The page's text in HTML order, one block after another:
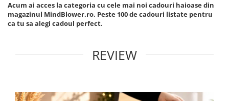
Acum ai acces la categoria cu cele mai noi cadouri haioase din
magazinul MindBlower.ro. Peste 100 de cadouri listate pentru
ca tu sa alegi cadoul perfect.
REVIEW